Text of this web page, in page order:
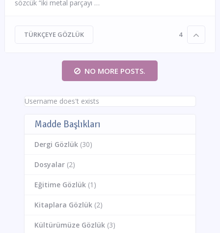
sözcük “iki metal parçayı …
TÜRKÇEYE GÖZLÜK 4
NO MORE POSTS.
Username does't exists
Madde Başlıkları
Dergi Gözlük(30)
Dosyalar(2)
Eğitime Gözlük(1)
Kitaplara Gözlük(2)
Kültürümüze Gözlük(3)